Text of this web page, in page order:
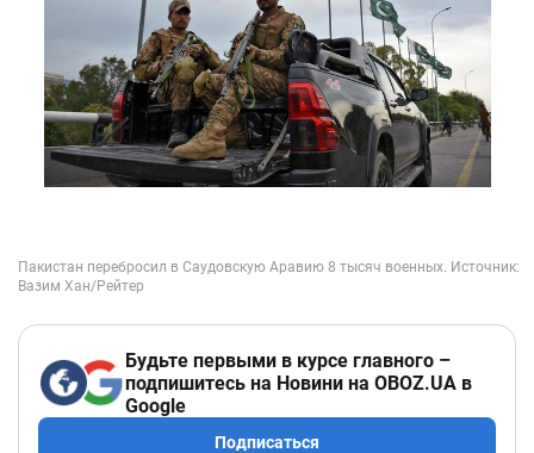
Будьте первыми в курсе главного –
подпишитесь на Новини на OBOZ.UA в
Google
Подписаться